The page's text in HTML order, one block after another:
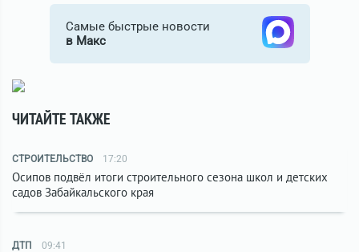
Самые быстрые новости
в Макс
ЧИТАЙТЕ ТАКЖЕ
СТРОИТЕЛЬСТВО 17:20
Осипов подвёл итоги строительного сезона школ и детских
садов Забайкальского края
ДТП 09:41